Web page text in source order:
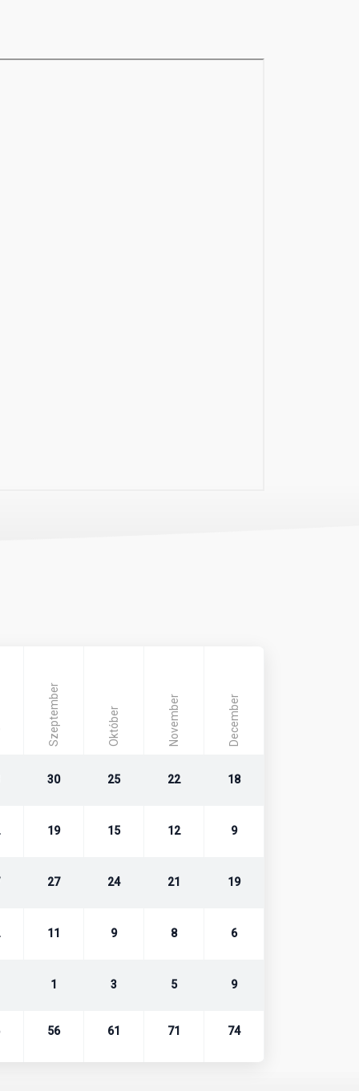
Szeptember Október November December
30 25 22 18
19 15 12 9
27 24 21 19
11 9 8 6
1 3 5 9
56 61 71 74